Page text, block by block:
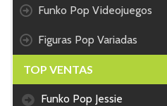
Funko Pop Videojuegos
Figuras Pop Variadas
TOP VENTAS
Funko Pop Jessie